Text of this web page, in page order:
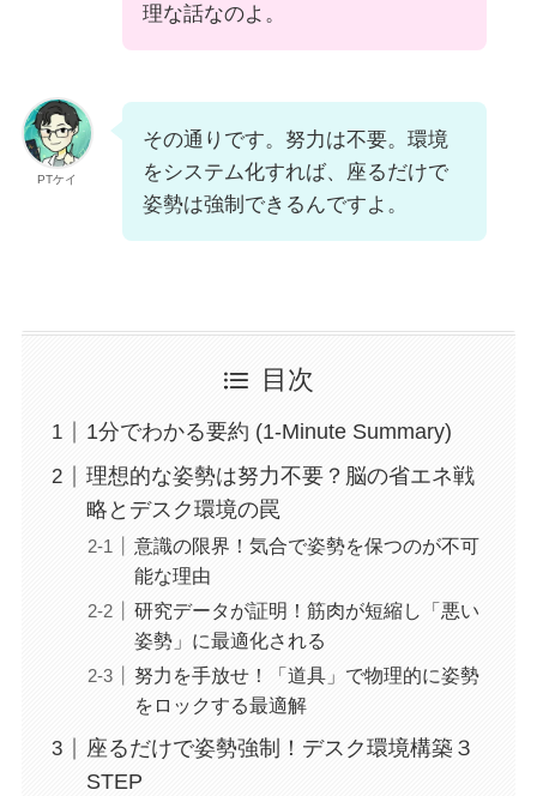
理な話なのよ。
PTケイ
その通りです。努力は不要。環境
をシステム化すれば、座るだけで
姿勢は強制できるんですよ。
目次
1分でわかる要約 (1-Minute Summary)
理想的な姿勢は努力不要？脳の省エネ戦
略とデスク環境の罠
意識の限界！気合で姿勢を保つのが不可
能な理由
研究データが証明！筋肉が短縮し「悪い
姿勢」に最適化される
努力を手放せ！「道具」で物理的に姿勢
をロックする最適解
座るだけで姿勢強制！デスク環境構築３
STEP